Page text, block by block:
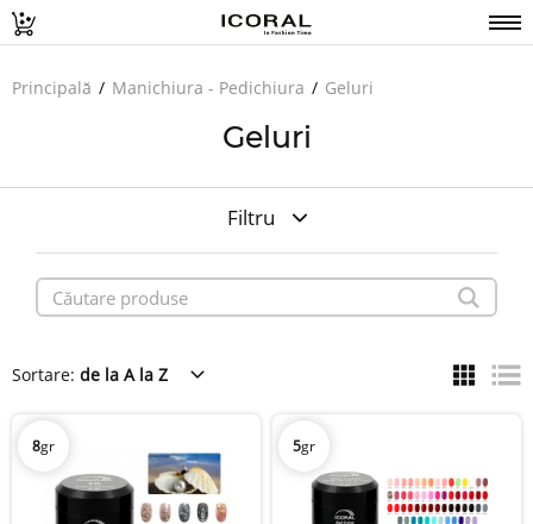
Principală Manichiura - Pedichiura Geluri
Geluri
Filtru
Sortare: de la A la Z
8gr 5gr